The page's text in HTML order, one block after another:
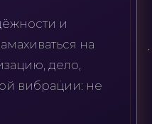
и
на
дело,
вибрации: не